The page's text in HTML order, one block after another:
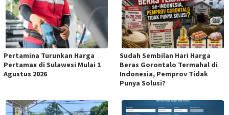
Pertamina Turunkan Harga
Pertamax di Sulawesi Mulai 1
Agustus 2026
Sudah Sembilan Hari Harga
Beras Gorontalo Termahal di
Indonesia, Pemprov Tidak
Punya Solusi?